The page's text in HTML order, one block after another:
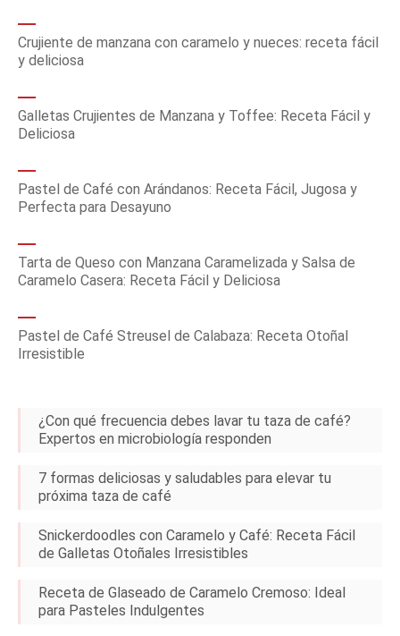
Crujiente de manzana con caramelo y nueces: receta fácil
y deliciosa
Galletas Crujientes de Manzana y Toffee: Receta Fácil y
Deliciosa
Pastel de Café con Arándanos: Receta Fácil, Jugosa y
Perfecta para Desayuno
Tarta de Queso con Manzana Caramelizada y Salsa de
Caramelo Casera: Receta Fácil y Deliciosa
Pastel de Café Streusel de Calabaza: Receta Otoñal
Irresistible
¿Con qué frecuencia debes lavar tu taza de café?
Expertos en microbiología responden
7 formas deliciosas y saludables para elevar tu
próxima taza de café
Snickerdoodles con Caramelo y Café: Receta Fácil
de Galletas Otoñales Irresistibles
Receta de Glaseado de Caramelo Cremoso: Ideal
para Pasteles Indulgentes